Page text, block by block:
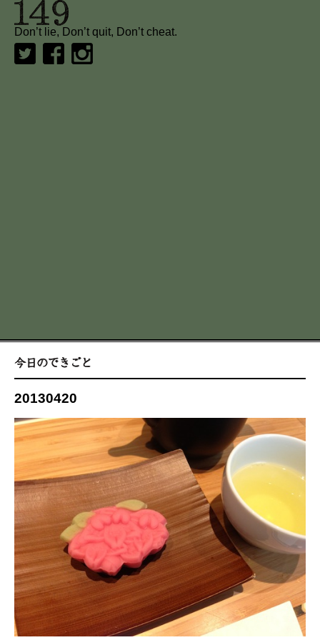
Don’t lie, Don’t quit, Don’t cheat.
20130420